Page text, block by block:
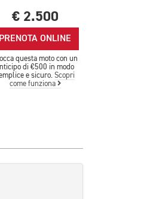
€ 2.500
PRENOTA ONLINE
questa moto con un
di €500 in modo
e sicuro.Scopri
come funziona